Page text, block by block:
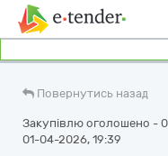
Повернутись назад
Закупівлю оголошено -
01-04-2026, 19:39